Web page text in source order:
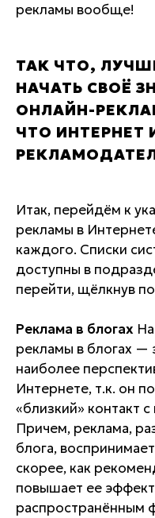
рекламы вообще!
ТАК ЧТО,
НАЧАТЬ СВОЁ
ОНЛАЙН-
ЧТО ИНТЕРНЕТ
Итак, перейдём к
рекламы в
каждого. Списки
доступны в
перейти, щёлкнув
Реклама в блогах
рекламы в блогах —
наиболее
Интернете, т.к. он
«близкий» контакт
Причем, реклама,
блога,
скорее, как
повышает ее
распространённым